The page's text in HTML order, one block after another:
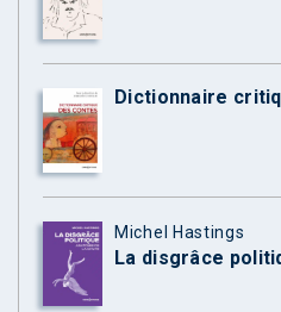
Dictionnaire
Michel Hastings
La disgrâce